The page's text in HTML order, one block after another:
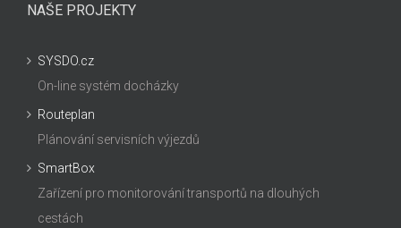
NAŠE PROJEKTY
SYSDO.cz
On-line systém docházky
Routeplan
Plánování servisních výjezdů
SmartBox
Zařízení pro monitorování transportů na dlouhých
cestách